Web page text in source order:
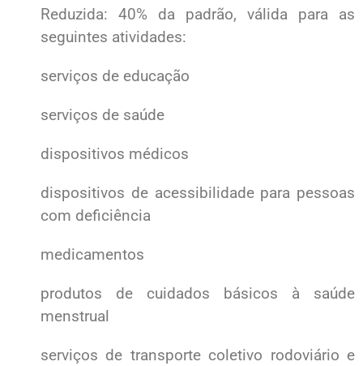
Reduzida: 40% da padrão, válida para as
seguintes atividades:
serviços de educação
serviços de saúde
dispositivos médicos
dispositivos de acessibilidade para pessoas
com deficiência
medicamentos
produtos de cuidados básicos à saúde
menstrual
serviços de transporte coletivo rodoviário e